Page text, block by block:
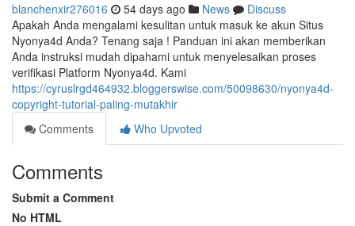
blanchenxir276016 54 days ago News
Discuss
Apakah Anda mengalami kesulitan untuk masuk ke akun Situs
Nyonya4d Anda? Tenang saja ! Panduan ini akan memberikan
Anda instruksi mudah dipahami untuk menyelesaikan proses
verifikasi Platform Nyonya4d. Kami
https://cyruslrgd464932.bloggerswise.com/50098630/nyonya4d-
copyright-tutorial-paling-mutakhir
Comments
Who Upvoted
Comments
Submit a Comment
No HTML